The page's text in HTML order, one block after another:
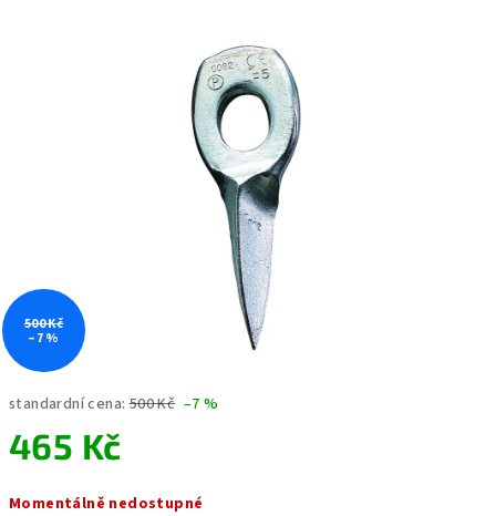
standardní cena: 500 Kč –7 %
465 Kč
cena:
Momentálně nedostupné
500 Kč
–7 %